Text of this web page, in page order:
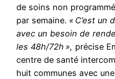
de soins non
par semaine. « C’est un
avec un besoin de
les 48h/72h », précise
centre de santé
huit communes avec